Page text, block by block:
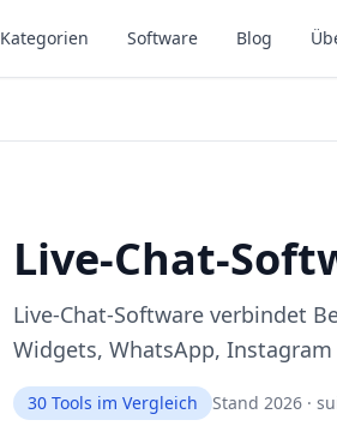
Kategorien Software Blog
Live-Chat-
Live-Chat-Software verbindet
Widgets, WhatsApp, Instagram
30 Tools im Vergleich Stand 2026 ·